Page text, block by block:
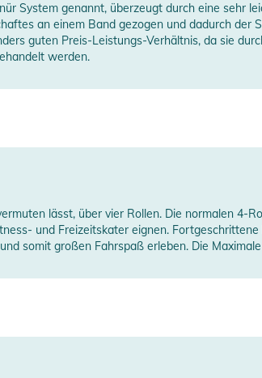
System genannt, überzeugt durch eine sehr
an einem Band gezogen und dadurch
guten Preis-Leistungs-Verhältnis, da sie
werden.
lässt, über vier Rollen. Die normalen 4-
und Freizeitskater eignen.
somit großen Fahrspaß erleben. Die